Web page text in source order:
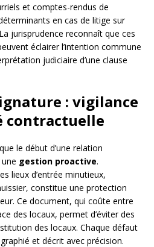
et comptes-rendus de
en cas de litige sur
jurisprudence reconnaît que ces
éclairer l’intention commune
judiciaire d’une clause
: vigilance
contractuelle
le début d’une relation
gestion proactive.
lieux d’entrée minutieux,
constitue une protection
Ce document, qui coûte entre
des locaux, permet d’éviter des
des locaux. Chaque défaut
et décrit avec précision.